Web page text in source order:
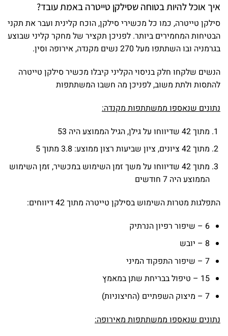
איך אוכל להיות בטוחה שסילקן טייטרה באמת עובד?
סילקן טייטרה, כמו כל מכשירי סילקן, הוכח קלינית ועבר את תקני
הבטיחות המחמירים ביותר. לפניכן תקציר של מחקר קליני שבוצע
בגרמניה ובו השתתפו מעל 270 נשים מקנדה, אירופה וסין.
הנשים שלקחו חלק בניסוי הקליני קיבלו מכשיר סילקן טייטרה
להתסות ולתת משוב, לפניכן מה חשבו המשתתפות
נתונים שנאספו ממשתתפות מקנדה:
מתוך 42 שדיווחו על גילן, הגיל הממוצע היה 53
מתוך 42 ציונים, ציון שביעות רצון ממוצע: 3.8 מתוך 5
מתוך 42 שדיווחו על משך זמן השימוש במכשיר, זמן השימוש
הממוצע היה 7 חודשים
התפלגות מטרות השימוש בסילקן טייטרה מתוך 42 דיווחים:
6 – שיפור רפיון הנרתיק
8 – יובש
7 – שיפור התפקוד המיני
15 – טיפול בבריחת שתן במאמץ
7 – מיצוק השפתיים (החיצוניות)
נתונים שנאספו ממשתתפות מאירופה: